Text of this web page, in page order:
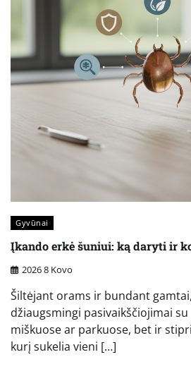
Gyvūnai
Įkando erkė šuniui: ką daryti ir
2026 8 Kovo
Šiltėjant orams ir bundant
džiaugsmingi pasivaikščiojimai
miškuose ar parkuose, bet ir
kurį sukelia vieni […]